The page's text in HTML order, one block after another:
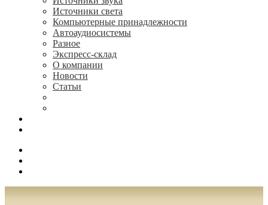
Источники света
Компьютерные принадлежности
Автоаудиосистемы
Разное
Экспресс-склад
О компании
Новости
Статьи